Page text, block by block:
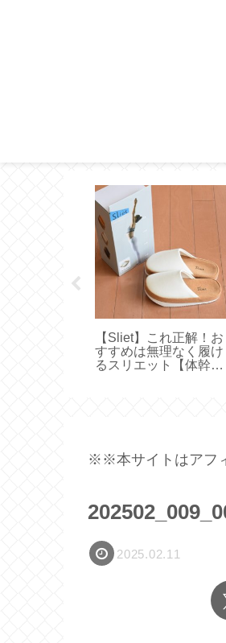
【ペット用ブラシ】ド
イツの老舗ブラシメー
カー ケラーの両面ブラ
※※本サイトはアフ
2025.02.11